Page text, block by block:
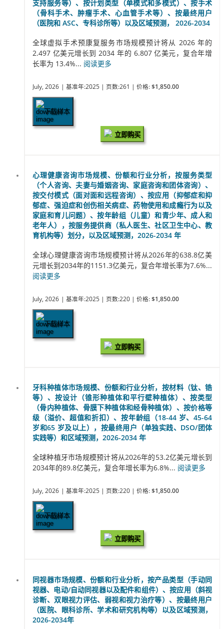
支持服务等）、按计划类型（单模式和多模式）、按手术
（骨科手术、肿瘤手术、心血管手术等）、按最终用户
（医院和 ASC、专科诊所等）以及区域预测， 2026-2034
全球虚拟手术预康复服务市场规模预计将从 2026 年的
2.497 亿美元增长到 2034 年的 6.807 亿美元，复合年增
长率为 13.4%... 阅读更多
July, 2026 | 基准年:2025 | 页数:261 | 价格: $1,850.00
下载样本
立即购买
心理健康咨询市场规模、份额和行业分析，按服务类型
（个人咨询、夫妻与婚姻咨询、家庭咨询和团体咨询）、
按交付模式（面对面和远程咨询）、按应用（抑郁症和抑
郁症、强迫症和创伤相关病症、药物使用和成瘾行为以及
家庭和育儿问题）、按年龄组（儿童）和青少年、成人和
老年人），按服务提供商（私人医生、社区卫生中心、教
育机构等）划分，以及区域预测，2026-2034 年
全球心理健康咨询市场规模预计将从2026年的638.8亿美
元增长到2034年的1151.3亿美元，复合年增长率为7.6%...
阅读更多
July, 2026 | 基准年:2025 | 页数:220 | 价格: $1,850.00
下载样本
立即购买
牙科种植体市场规模、份额和行业分析，按材料（钛、锆
等）、按设计（锥形种植体和平行壁种植体）、按类型
（骨内种植体、骨膜下种植体和经骨种植体）、按价格等
级（溢价、超值和折扣）、按年龄组（18-44 岁、45-64
岁和65 岁及以上），按最终用户（单独实践、DSO/团体
实践等）和区域预测，2026-2034 年
全球种植牙市场规模预计将从2026年的53.2亿美元增长到
2034年的89.8亿美元，复合年增长率为6.8%... 阅读更多
July, 2026 | 基准年:2025 | 页数:220 | 价格: $1,850.00
下载样本
立即购买
同视器市场规模、份额和行业分析，按产品类型（手动同
视器、电动/自动同视器以及配件和组件）、按应用（斜视
诊断、双眼视力评估、弱视和视力治疗等）、按最终用户
（医院、眼科诊所、学术和研究机构等）以及区域预测，
2026-2034年